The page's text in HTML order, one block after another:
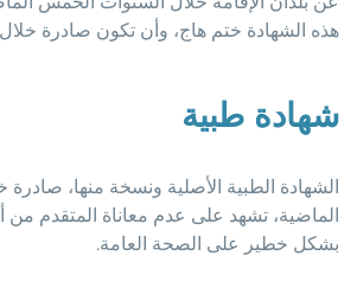
هذه الشهادة ختم هاج، وأن تكون صادرة خلال الـ 90 يوم
شهادة طبية
الماضية، تشهد على عدم معاناة المتقدم من
بشكل خطير على الصحة العامة.